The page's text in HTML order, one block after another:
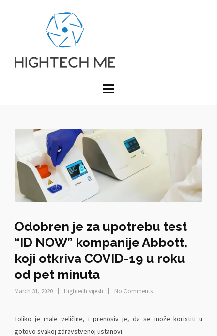
Odobren je za upotrebu test
“ID NOW” kompanije Abbott,
koji otkriva COVID-19 u roku
od pet minuta
March 31, 2020 Hightech vijesti No Comments
Toliko je male veličine, i prenosiv je, da se može koristiti u
gotovo svakoj zdravstvenoj ustanovi.